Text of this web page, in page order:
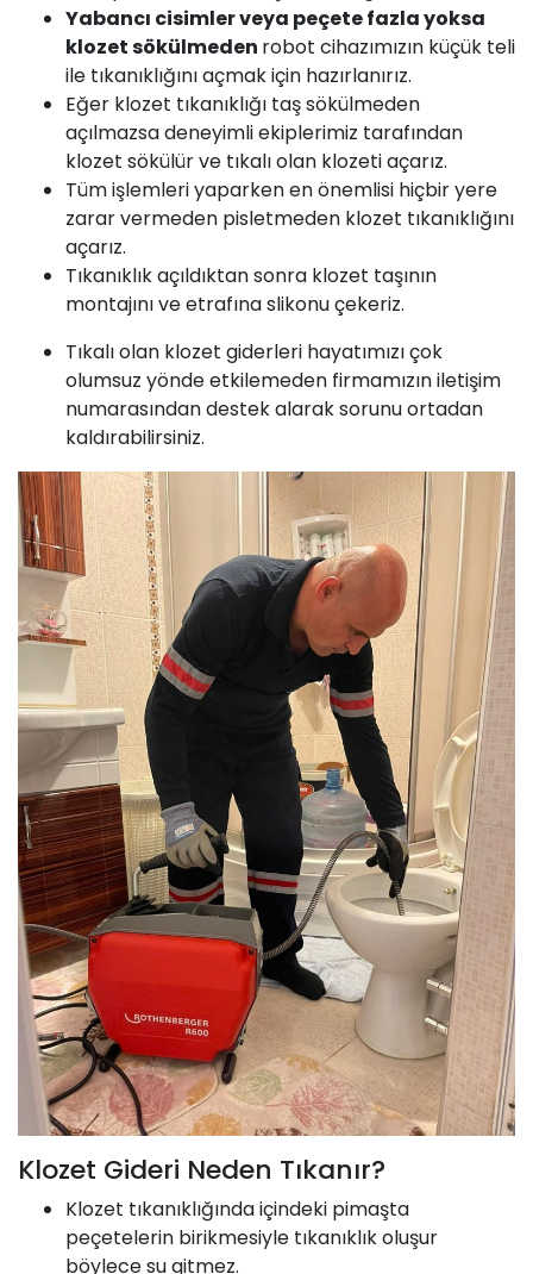
Yabancı cisimler veya peçete fazla yoksa
klozet sökülmeden robot cihazımızın küçük teli
ile tıkanıklığını açmak için hazırlanırız.
Eğer klozet tıkanıklığı taş sökülmeden
açılmazsa deneyimli ekiplerimiz tarafından
klozet sökülür ve tıkalı olan klozeti açarız.
Tüm işlemleri yaparken en önemlisi hiçbir yere
zarar vermeden pisletmeden klozet tıkanıklığını
açarız.
Tıkanıklık açıldıktan sonra klozet taşının
montajını ve etrafına slikonu çekeriz.
Tıkalı olan klozet giderleri hayatımızı çok
olumsuz yönde etkilemeden firmamızın iletişim
numarasından destek alarak sorunu ortadan
kaldırabilirsiniz.
Klozet Gideri Neden Tıkanır?
Klozet tıkanıklığında içindeki pimaşta
peçetelerin birikmesiyle tıkanıklık oluşur
böylece su gitmez.